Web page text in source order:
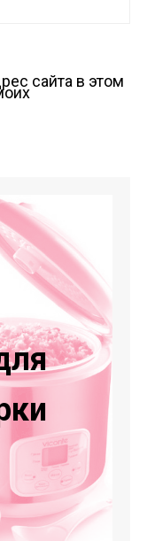
сайта в этом